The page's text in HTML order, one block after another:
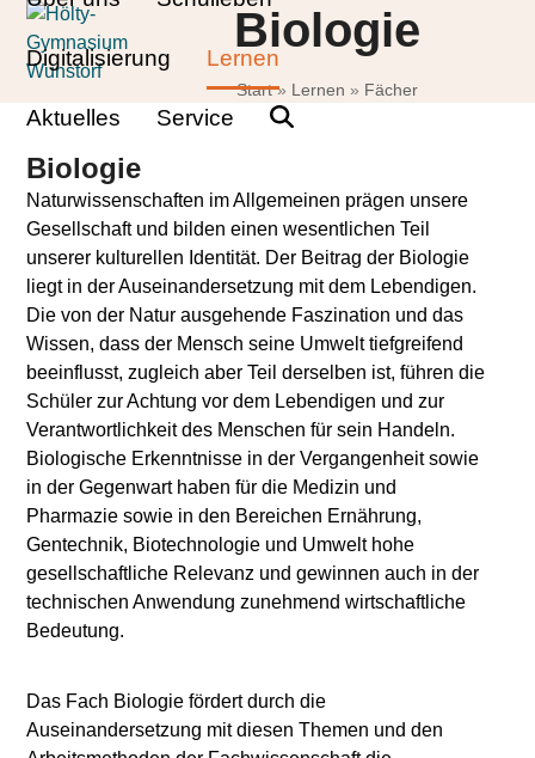
Skip
content
Digitalisierung Lernen
Aktuelles Service
Open
mobile
Close
mobile
Biologie
Start» Lernen » Fächer
Biologie
Naturwissenschaften im Allgemeinen prägen unsere
Gesellschaft und bilden einen wesentlichen Teil
unserer kulturellen Identität. Der Beitrag der Biologie
liegt in der Auseinandersetzung mit dem Lebendigen.
Die von der Natur ausgehende Faszination und das
Wissen, dass der Mensch seine Umwelt tiefgreifend
beeinflusst, zugleich aber Teil derselben ist, führen die
Schüler zur Achtung vor dem Lebendigen und zur
Verantwortlichkeit des Menschen für sein Handeln.
Biologische Erkenntnisse in der Vergangenheit sowie
in der Gegenwart haben für die Medizin und
Pharmazie sowie in den Bereichen Ernährung,
Gentechnik, Biotechnologie und Umwelt hohe
gesellschaftliche Relevanz und gewinnen auch in der
technischen Anwendung zunehmend wirtschaftliche
Bedeutung.
Das Fach Biologie fördert durch die
Auseinandersetzung mit diesen Themen und den